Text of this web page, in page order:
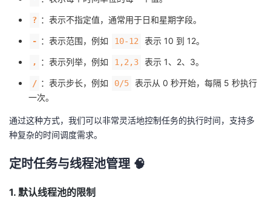
? ：表示不指定值，通常用于日和星期字段。
- ：表示范围，例如 10-12 表示 10 到 12。
, ：表示列举，例如 1,2,3 表示 1、2、3。
/ ：表示步长，例如 0/5
表示从 0 秒开始，每隔 5 秒执行
一次。
通过这种方式，我们可以非常灵活地控制任务的执行时间，支持多
种复杂的时间调度需求。
定时任务与线程池管理 🧠
1. 默认线程池的限制